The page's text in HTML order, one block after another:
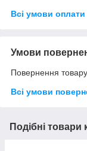
Всі умови оплати
Умови
Повернення
Всі умови
Подібні товари